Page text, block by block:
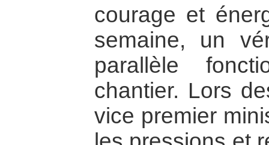
courage et
semaine, un
parallèle
chantier. Lors
vice premier